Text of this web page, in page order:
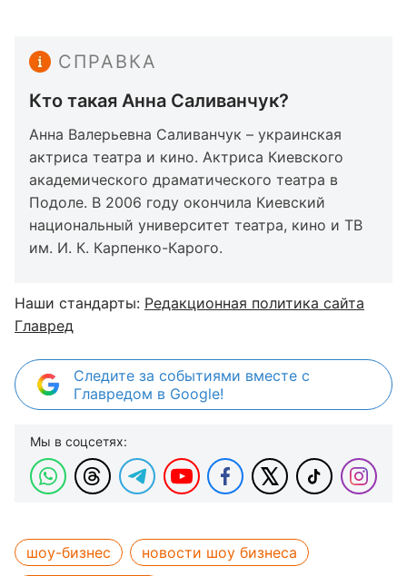
СПРАВКА
Кто такая Анна Саливанчук?
Анна Валерьевна Саливанчук – украинская
актриса театра и кино. Актриса Киевского
академического драматического театра в
Подоле. В 2006 году окончила Киевский
национальный университет театра, кино и ТВ
им. И. К. Карпенко-Карого.
Наши стандарты: Редакционная политика сайта
Главред
Следите за событиями вместе с
Главредом в Google!
Мы в соцсетях:
шоу-бизнес
новости шоу бизнеса